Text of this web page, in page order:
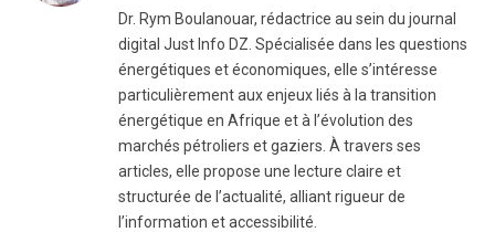
Dr. Rym Boulanouar, rédactrice au sein du journal
digital Just Info DZ. Spécialisée dans les questions
énergétiques et économiques, elle s’intéresse
particulièrement aux enjeux liés à la transition
énergétique en Afrique et à l’évolution des
marchés pétroliers et gaziers. À travers ses
articles, elle propose une lecture claire et
structurée de l’actualité, alliant rigueur de
l’information et accessibilité.